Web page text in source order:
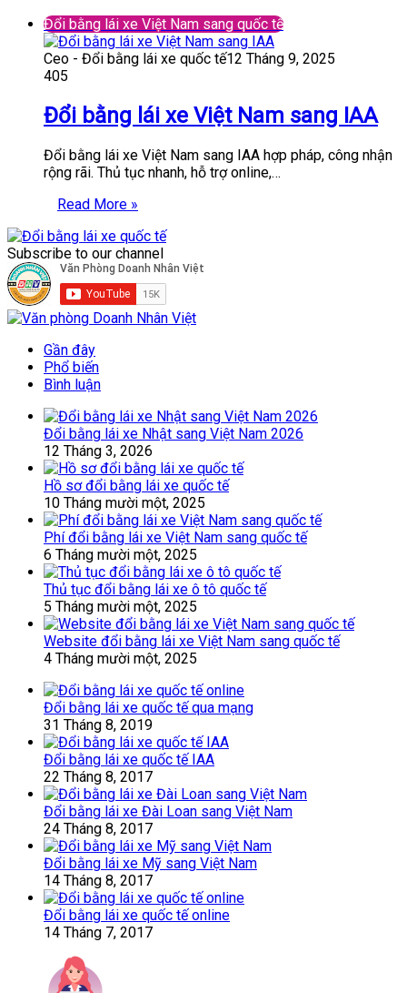
Đổi bằng lái xe Việt Nam sang quốc tế
Ceo - Đổi bằng lái xe quốc tế12 Tháng 9, 2025
405
Đổi bằng lái xe Việt Nam sang IAA
Đổi bằng lái xe Việt Nam sang IAA hợp pháp, công nhận
rộng rãi. Thủ tục nhanh, hỗ trợ online,…
Read More »
Subscribe to our channel
Gần đây
Phổ biến
Bình luận
Đổi bằng lái xe Nhật sang Việt Nam 2026
12 Tháng 3, 2026
Hồ sơ đổi bằng lái xe quốc tế
10 Tháng mười một, 2025
Phí đổi bằng lái xe Việt Nam sang quốc tế
6 Tháng mười một, 2025
Thủ tục đổi bằng lái xe ô tô quốc tế
5 Tháng mười một, 2025
Website đổi bằng lái xe Việt Nam sang quốc tế
4 Tháng mười một, 2025
Đổi bằng lái xe quốc tế qua mạng
31 Tháng 8, 2019
Đổi bằng lái xe quốc tế IAA
22 Tháng 8, 2017
Đổi bằng lái xe Đài Loan sang Việt Nam
24 Tháng 8, 2017
Đổi bằng lái xe Mỹ sang Việt Nam
14 Tháng 8, 2017
Đổi bằng lái xe quốc tế online
14 Tháng 7, 2017